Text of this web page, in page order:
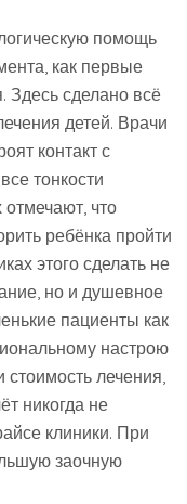
помощь
как первые
Здесь сделано всё
детей. Врачи
контакт с
тонкости
что
ребёнка пройти
этого сделать не
но и душевное
пациенты как
настрою
стоимость лечения,
никогда не
клиники. При
заочную